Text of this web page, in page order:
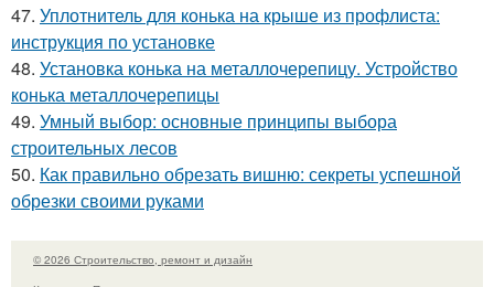
47. Уплотнитель для конька на крыше из профлиста:
инструкция по установке
48. Установка конька на металлочерепицу. Устройство
конька металлочерепицы
49. Умный выбор: основные принципы выбора
строительных лесов
50. Как правильно обрезать вишню: секреты успешной
обрезки своими руками
© 2026 Строительство, ремонт и дизайн